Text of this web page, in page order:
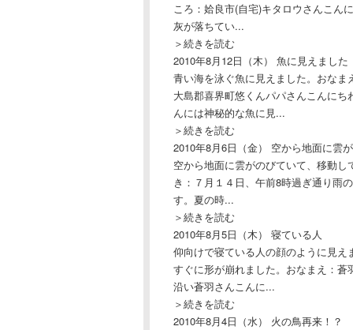
ころ：姶良市(自宅)キタロウさんこん
灰が落ちてい...
＞続きを読む
2010年8月12日（木）
魚に見えました
青い海を泳ぐ魚に見えました。おな
大島郡喜界町悠くんパパさんこんに
んには神秘的な魚に見...
＞続きを読む
2010年8月6日（金）
空から地面に雲
空から地面に雲がのびていて、移動
き：７月１４日、午前8時過ぎ通り雨
す。夏の時...
＞続きを読む
2010年8月5日（木）
寝ている人
仰向けで寝ている人の顔のように見
すぐに形が崩れました。おなまえ：
沿い蒼羽さんこんに...
＞続きを読む
2010年8月4日（水）
火の鳥再来！？